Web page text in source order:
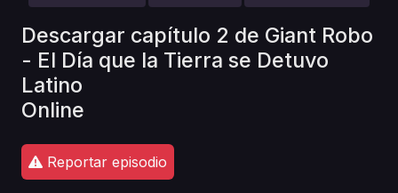
Descargar capítulo 2 de Giant Robo
- El Día que la Tierra se Detuvo
Latino
Online
Reportar episodio